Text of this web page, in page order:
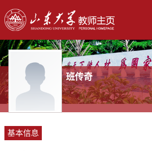
班传奇
基本信息